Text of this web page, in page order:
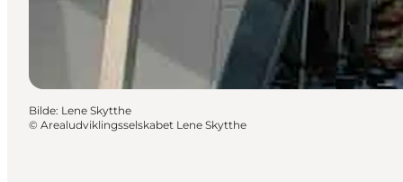
Bilde: Lene Skytthe
© Arealudviklingsselskabet Lene Skytthe